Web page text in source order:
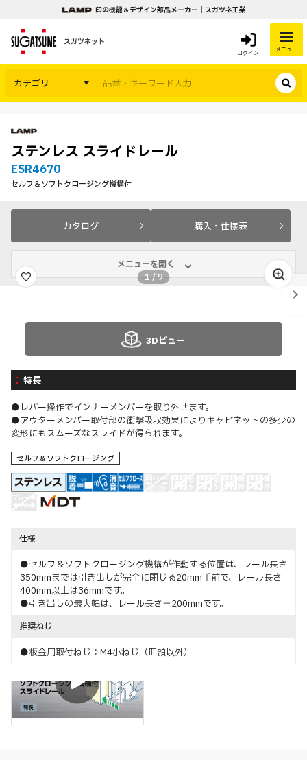
印の機能＆デザイン部品メーカー｜スガツネ工業
スガツネット
ログイン メニュー
カテゴリ
ステンレス スライドレール
ESR4670
セルフ＆ソフトクロージング機構付
カタログ 購入・仕様表
メニューを開く
1 /9
3Dビュー
特長
●レバー操作でインナーメンバーを取り外せます。
●アウターメンバー取付部の衝撃吸収効果によりキャビネットの多少の
変形にもスムーズなスライドが得られます。
セルフ＆ソフトクロージング
仕様
●セルフ＆ソフトクロージング機構が作動する位置は、レール長さ
350mmまでは引き出しが完全に閉じる20mm手前で、レール長さ
400mm以上は36mmです。
●引き出しの最大幅は、レール長さ＋200mmです。
推奨ねじ
●板金用取付ねじ：M4小ねじ（皿頭以外）
特長
スライドレールの動き